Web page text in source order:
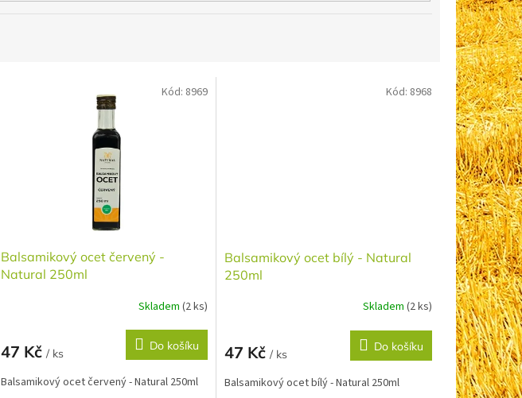
Balsamikový ocet červený -
Natural 250ml
Skladem (2 ks)
47 Kč / ks
Do košíku
Balsamikový ocet červený - Natural 250ml
Kód: 8969
Balsamikový ocet bílý - Natural
250ml
Skladem (2 ks)
47 Kč / ks
Do košíku
Balsamikový ocet bílý - Natural 250ml
Kód: 8968